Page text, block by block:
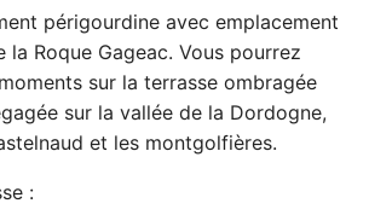
périgourdine avec emplacement
Roque Gageac. Vous pourrez
sur la terrasse ombragée
sur la vallée de la Dordogne,
et les montgolfières.
: